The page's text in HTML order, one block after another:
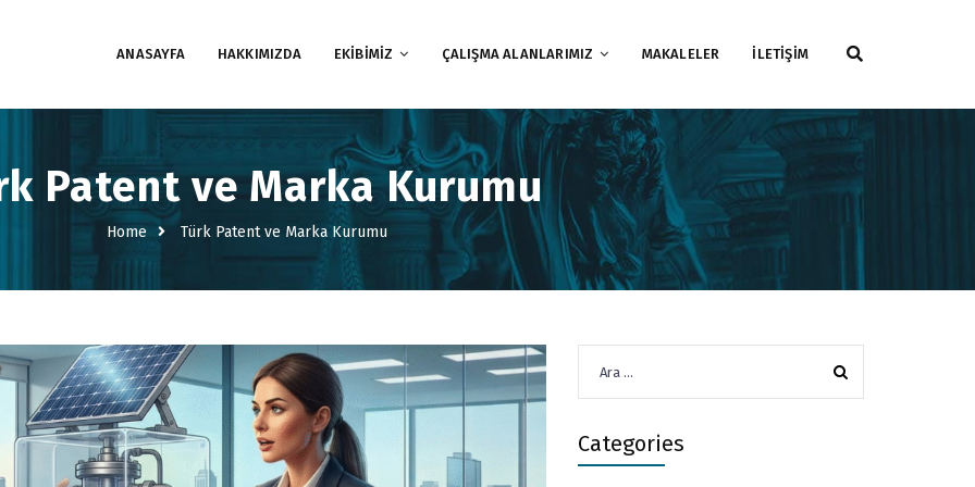
ANASAYFA HAKKIMIZDA EKİBİMİZ ÇALIŞMA ALANLARIMIZ MAKALELER İLETİŞİM
Patent ve Marka Kurumu
Home Türk Patent ve Marka Kurumu
Categories